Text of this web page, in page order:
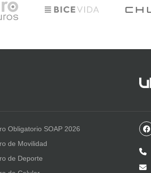
Obligatorio SOAP 2026
de Movilidad
de Deporte